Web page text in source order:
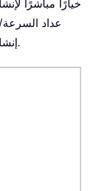
عداد
إنشاء واحد بكفاءة لإعداد تقارير واضحة وديناميكية.